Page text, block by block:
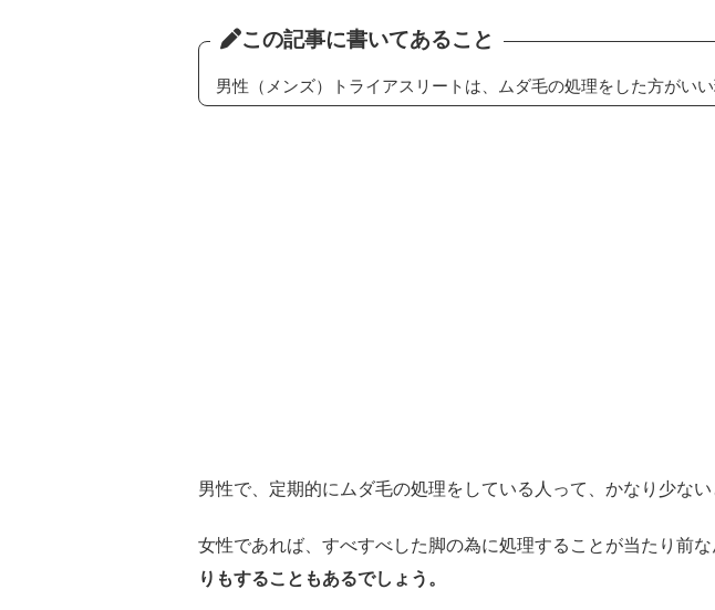
この記事に書いてあること
男性（メンズ）トライアスリートは、ムダ毛の処理をした方がい
男性で、定期的にムダ毛の処理をしている人って、かなり少ない
女性であれば、すべすべした脚の為に処理することが当たり前な
りもすることもあるでしょう。